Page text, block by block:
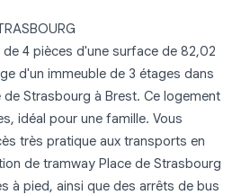
4 pièces d'une surface de 82,02
d'un immeuble de 3 étages dans
Strasbourg à Brest. Ce logement
idéal pour une famille. Vous
très pratique aux transports en
de tramway Place de Strasbourg
à pied, ainsi que des arrêts de bus